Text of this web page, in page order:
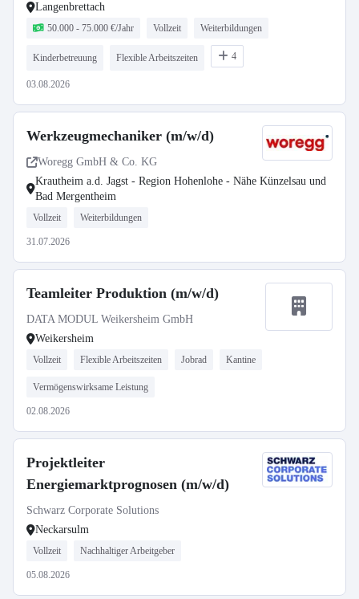
Langenbrettach
50.000 - 75.000 €/Jahr Vollzeit Weiterbildungen
Kinderbetreuung Flexible Arbeitszeiten 4
03.08.2026
Werkzeugmechaniker (m/w/d)
Woregg GmbH & Co. KG
Krautheim a.d. Jagst - Region Hohenlohe - Nähe Künzelsau und
Bad Mergentheim
Vollzeit Weiterbildungen
31.07.2026
Teamleiter Produktion (m/w/d)
DATA MODUL Weikersheim GmbH
Weikersheim
Vollzeit Flexible Arbeitszeiten Jobrad Kantine
Vermögenswirksame Leistung
02.08.2026
Projektleiter
Energiemarktprognosen (m/w/d)
Schwarz Corporate Solutions
Neckarsulm
Vollzeit Nachhaltiger Arbeitgeber
05.08.2026